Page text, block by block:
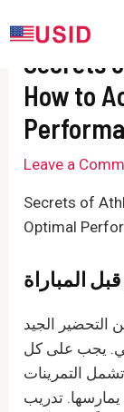
to
Secrets
How to
Leave a
Secrets of
Optimal
المباراة
التحضير الجيد
يجب على كل
التمرينات
يمارسها. تدريب